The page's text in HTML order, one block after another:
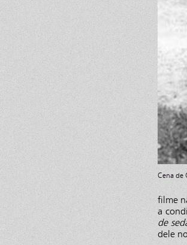
Cena de
filme
a
de
dele